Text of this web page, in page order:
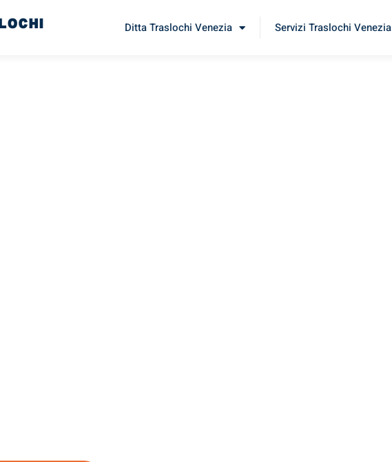
Ditta Traslochi Venezia Servizi Traslochi Venezia